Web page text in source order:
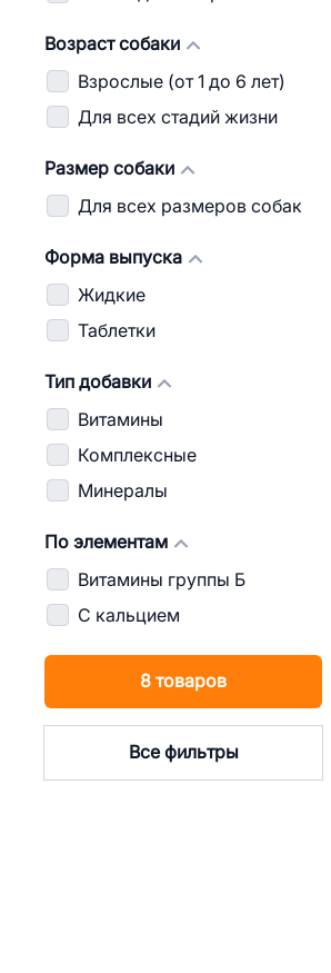
Возраст собаки
Взрослые (от 1 до 6 лет)
Для всех стадий жизни
Размер собаки
Для всех размеров собак
Форма выпуска
Жидкие
Таблетки
Тип добавки
Витамины
Комплексные
Минералы
По элементам
Витамины группы Б
С кальцием
8 товаров
Все фильтры